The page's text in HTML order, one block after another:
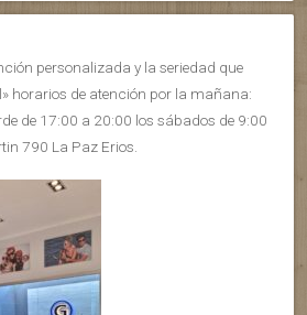
personalizada y la seriedad que
horarios de atención por la mañana:
de 17:00 a 20:00 los sábados de 9:00
790 La Paz Erios.